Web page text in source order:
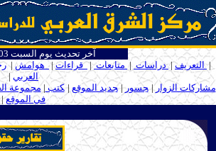
آخر تحديث يوم السبت 03 - 04 - 2004م
| التعريف|دراسات | متابعات |قراءات|هوامش |
العربي |ـ
مشاركات الزوار| ـجسور | ـجديد الموقع | ـكتب |مجموعة
في الموقع|